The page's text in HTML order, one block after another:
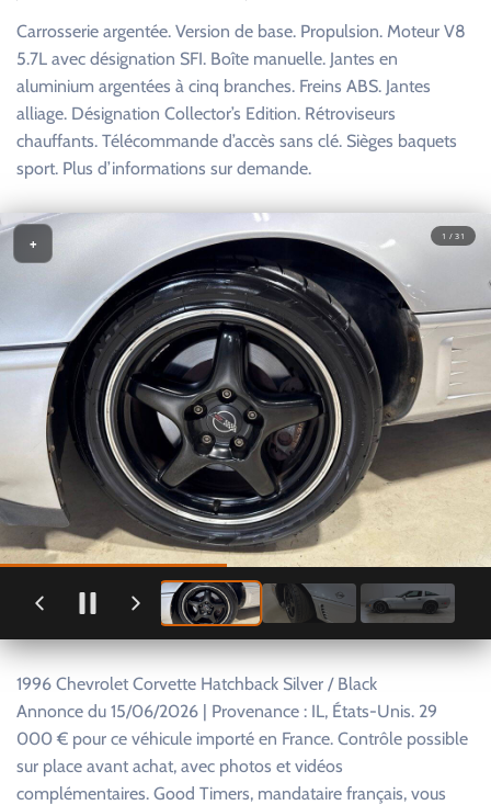
Carrosserie argentée. Version de base. Propulsion. Moteur V8
5.7L avec désignation SFI. Boîte manuelle. Jantes en
aluminium argentées à cinq branches. Freins ABS. Jantes
alliage. Désignation Collector’s Edition. Rétroviseurs
chauffants. Télécommande d’accès sans clé. Sièges baquets
sport. Plus d’informations sur demande.
1 / 31
+
1996 Chevrolet Corvette Hatchback Silver / Black
Annonce du 15/06/2026 | Provenance : IL, États-Unis. 29
000 € pour ce véhicule importé en France. Contrôle possible
sur place avant achat, avec photos et vidéos
complémentaires. Good Timers, mandataire français, vous